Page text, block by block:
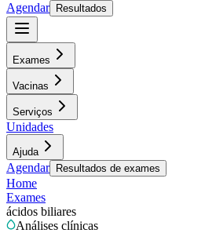
Agendar
Resultados
Exames
Vacinas
Serviços
Unidades
Ajuda
Agendar Resultados de exames
Home
Exames
ácidos biliares
Análises clínicas